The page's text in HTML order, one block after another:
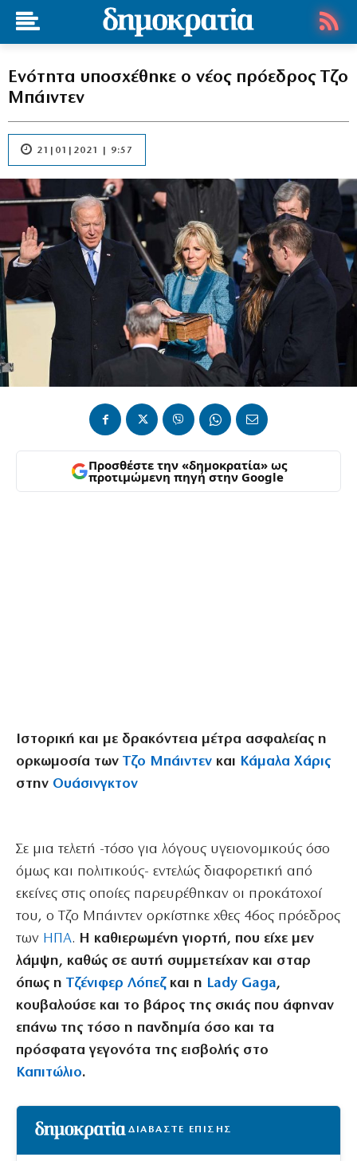
Ενότητα υποσχέθηκε ο νέος πρόεδρος Τζο
Μπάιντεν
21|01|2021 | 9:57
Προσθέστε την «δημοκρατία» ως
προτιμώμενη πηγή στην Google
Ιστορική και με δρακόντεια μέτρα ασφαλείας η
ορκωμοσία των Τζο Μπάιντεν και Κάμαλα Χάρις
στην Ουάσινγκτον
Σε μια τελετή -τόσο για λόγους υγειονομικούς όσο
όμως και πολιτικούς- εντελώς διαφορετική από
εκείνες στις οποίες παρευρέθηκαν οι προκάτοχοί
του, ο Τζο Μπάιντεν ορκίστηκε χθες 46ος πρόεδρος
των ΗΠΑ. Η καθιερωμένη γιορτή, που είχε μεν
λάμψη, καθώς σε αυτή συμμετείχαν και σταρ
όπως η Τζένιφερ Λόπεζκαι η Lady Gaga,
κουβαλούσε και το βάρος της σκιάς που άφηναν
επάνω της τόσο η πανδημία όσο και τα
πρόσφατα γεγονότα της εισβολής στο
Καπιτώλιο.
ΔΙΑΒΑΣΤΕ ΕΠΙΣΗΣ